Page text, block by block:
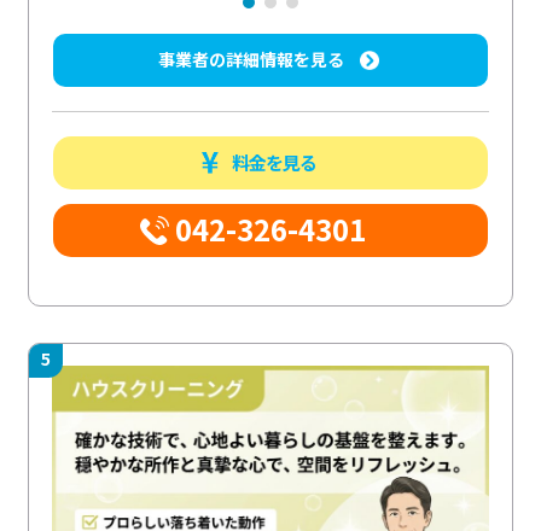
事業者の詳細情報を見る
料金を見る
042-326-4301
5